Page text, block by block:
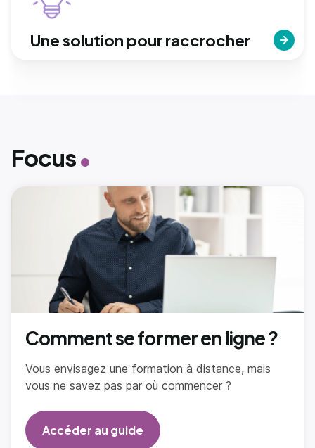
Une solution pour raccrocher
Focus
Comment se former en ligne ?
Vous envisagez une formation à distance, mais
vous ne savez pas par où commencer ?
Accéder au guide